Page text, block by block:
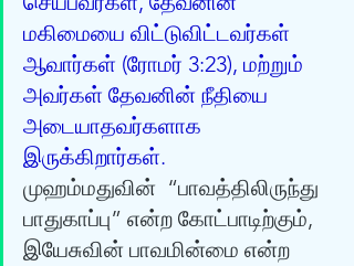
மகிமையை விட்டுவிட்டவர்கள்
ஆவார்கள் (ரோமர் 3:23), மற்றும்
அவர்கள் தேவனின் நீதியை
அடையாதவர்களாக
இருக்கிறார்கள்.
முஹம்மதுவின்  “பாவத்திலிருந்து
பாதுகாப்பு” என்ற கோட்பாடிற்கும்,
இயேசுவின் பாவமின்மை என்ற